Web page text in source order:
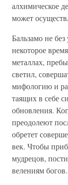
алхимическое
может
Бальзамо не
некоторое
металлах,
светил,
мифологию и
таящих в себе
обновления.
преодолеют
обретет
век. Чтобы
мудрецов,
велениям богов.